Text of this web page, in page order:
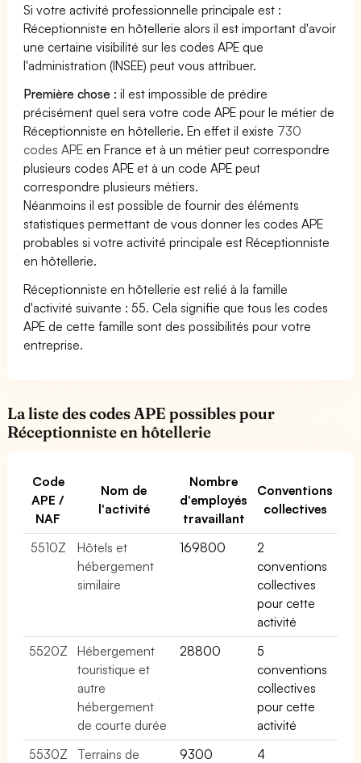
Si votre activité professionnelle principale est :
Réceptionniste en hôtellerie alors il est important d'avoir
une certaine visibilité sur les codes APE que
l'administration (INSEE) peut vous attribuer.
Première chose : il est impossible de prédire
précisément quel sera votre code APE pour le métier de
Réceptionniste en hôtellerie. En effet il existe 730
codes APE en France et à un métier peut correspondre
plusieurs codes APE et à un code APE peut
correspondre plusieurs métiers.
Néanmoins il est possible de fournir des éléments
statistiques permettant de vous donner les codes APE
probables si votre activité principale est Réceptionniste
en hôtellerie.
Réceptionniste en hôtellerie est relié à la famille
d'activité suivante : 55. Cela signifie que tous les codes
APE de cette famille sont des possibilités pour votre
entreprise.
La liste des codes APE possibles pour
Réceptionniste en hôtellerie
Code
APE /
NAF
Nom de
l'activité
Nombre
d'employés
travaillant
Conventions
collectives
5510Z
Hôtels et
hébergement
similaire
169800
2
conventions
collectives
pour cette
activité
5520Z
Hébergement
touristique et
autre
hébergement
de courte durée
28800
5
conventions
collectives
pour cette
activité
5530Z
Terrains de
9300
4